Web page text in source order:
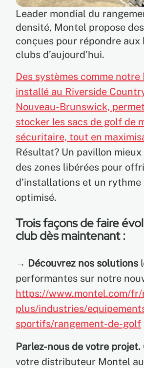
Leader mondial du
densité, Montel propose
conçues pour répondre aux
clubs d’aujourd’hui.
Des systèmes comme notre
installé au Riverside
Nouveau-Brunswick,
stocker les sacs de golf de
sécuritaire, tout en
Résultat? Un pavillon mieux
des zones libérées pour
d’installations et un rythme
optimisé.
Trois façons de faire
club dès maintenant :
→ Découvrez nos solutions
performantes sur notre
https://www.montel.com/fr/
plus/industries/
sportifs/rangement-de-golf
Parlez-nous de votre projet.
votre distributeur Montel